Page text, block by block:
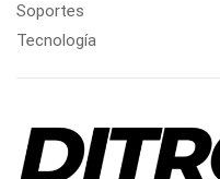
Soportes
Tecnología